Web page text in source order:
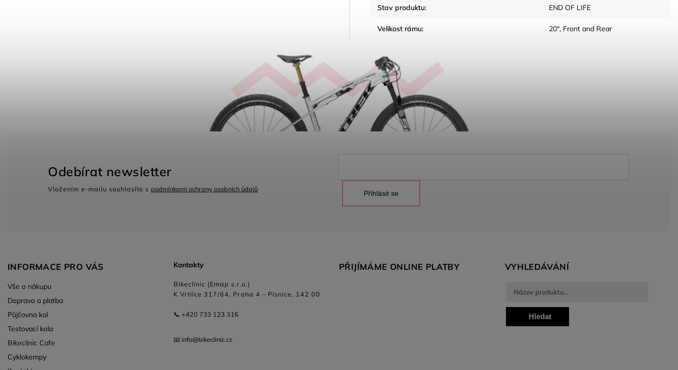
Stav produktu: END OF LIFE
Velikost rámu: 20", Front and Rear
INFORMACE PRO VÁS
Vše o nákupu
Doprava a platba
Půjčovna kol
Testovací kola
Bikeclinic Cafe
Cyklokempy
Kontakty
Bikeclinic (Emap s.r.o.)
K Vrtilce 317/64, Praha 4 – Písnice, 142 00
📞 +420 733 123 316
📧 info@bikeclinic.cz
Odebírat newsletter
Vložením e-mailu souhlasíte s podmínkami ochrany osobních údajů
Přihlásit se
PŘIJÍMÁME ONLINE PLATBY VYHLEDÁVÁNÍ
Hledat